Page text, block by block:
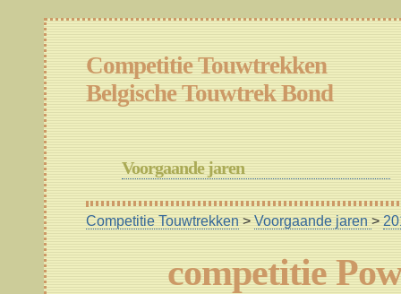
Competitie Touwtrekken
Belgische Touwtrek Bond
Voorgaande jaren
Competitie Touwtrekken >Voorgaande jaren>
competitie